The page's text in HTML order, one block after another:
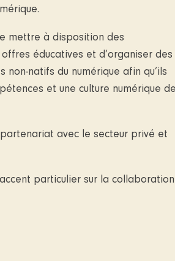
mettre à disposition des
éducatives et d’organiser des
non-natifs du numérique afin qu’ils
et une culture numérique
avec le secteur privé et
particulier sur la collaboration